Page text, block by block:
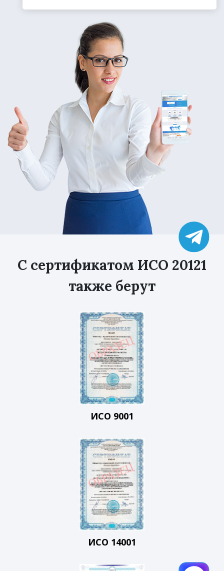
С сертификатом ИСО 20121
также берут
ИСО 9001
ИСО 14001